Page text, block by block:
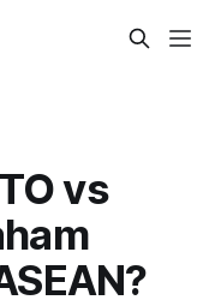
vs